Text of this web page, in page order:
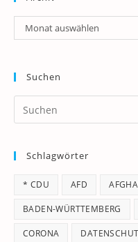
Archiv
Monat auswählen
Suchen
Schlagwörter
* CDU AFD
BADEN-WÜRTTEMBERG
CORONA